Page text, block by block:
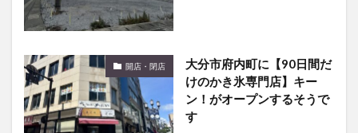
開店・閉店
大分市府内町に【90日間だ
けのかき氷専門店】キー
ン！がオープンするそうで
す